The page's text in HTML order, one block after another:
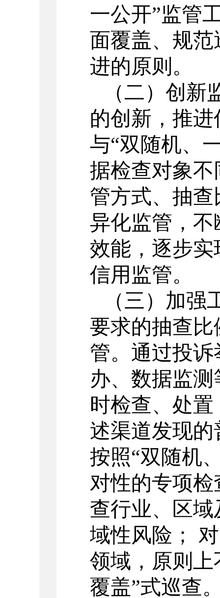
一公开”监管
面覆盖、规
进的原则。
（二）创新
的创新，推
与“双随机、
据检查对象
管方式、抽
异化监管，
效能，逐步
信用监管。
（三）加强
要求的抽查
管。通过投
办、数据监
时检查、处
述渠道发现
按照“双随机
对性的专项
查行业、区
域性风险；
领域，原则上
覆盖”式巡查